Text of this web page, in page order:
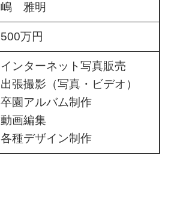
嶋 雅明
500万円
インターネット写真販売
出張撮影（写真・ビデオ）
卒園アルバム制作
動画編集
各種デザイン制作